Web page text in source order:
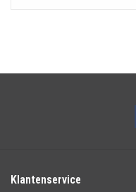
Klantenservice